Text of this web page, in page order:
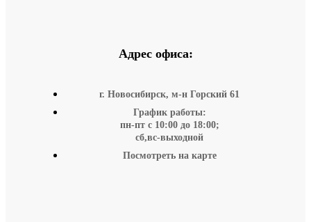
Адрес офиса:
г. Новосибирск, м-н Горский 61
График работы:
пн-пт с 10:00 до 18:00;
сб,вс-выходной
Посмотреть на карте